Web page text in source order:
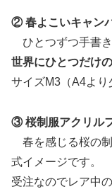
② 春よこいキャン
ひとつずつ手書き
世界にひとつだけ
サイズM3（A4より
③ 桜制服アクリル
春を感じる桜の
式イメージです。
受注なのでレア中